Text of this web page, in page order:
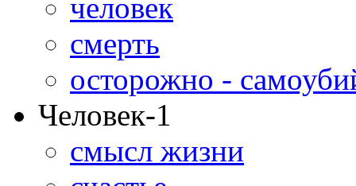
человек
смерть
осторожно -
Человек-1
смысл жизни